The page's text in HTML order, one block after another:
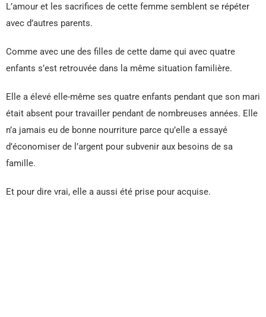
L’amour et les sacrifices de cette femme semblent se répéter
avec d’autres parents.
Comme avec une des filles de cette dame qui avec quatre
enfants s’est retrouvée dans la même situation familière.
Elle a élevé elle-même ses quatre enfants pendant que son mari
était absent pour travailler pendant de nombreuses années. Elle
n’a jamais eu de bonne nourriture parce qu’elle a essayé
d’économiser de l’argent pour subvenir aux besoins de sa
famille.
Et pour dire vrai, elle a aussi été prise pour acquise.